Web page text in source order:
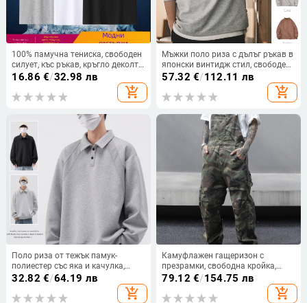
100% памучна тениска, свободен
силует, къс ръкав, кръгло деколте,
солиден модел, дишаща
16.86 €/32.98 лв
add_shopping_cart
Мъжки поло риза с дълъг ръкав в
японски винтидж стил, свободен
силует, 53,2% полиестер / 46,8%
57.32 €/112.11 лв
add_shopping_cart
Поло риза от тежък памук-
полиестер със яка и качулка,
деконструиран патчворк,
свободен силует, дълги ръкави,
пролет и есен
32.82 €/64.19 лв
add_shopping_cart
Камуфлажен гащеризон с
презрамки, свободна кройка,
100% памук, есен 2025 издание,
подходящ за всички сезони
79.12 €/154.75 лв
add_shopping_cart